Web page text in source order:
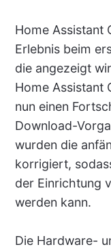
Home Assistant
Erlebnis beim
die angezeigt
Home Assistant
nun einen
Download-
wurden die
korrigiert,
der Einrichtung
werden kann.
Die Hardware-